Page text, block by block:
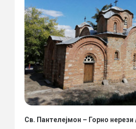
Св. Пантелејмон – Горно нерези